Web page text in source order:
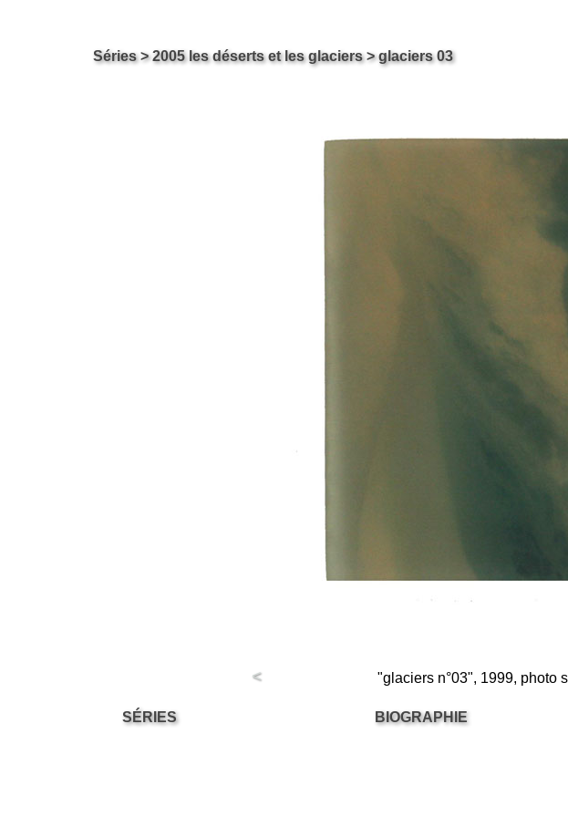
Le site de Carol Ossipow, Artiste Arts Visuels Genève Suisse
Séries>2005 les déserts et les glaciers> glaciers 03
< "glaciers n°03", 1999, photo
SÉRIES BIOGRAPHIE